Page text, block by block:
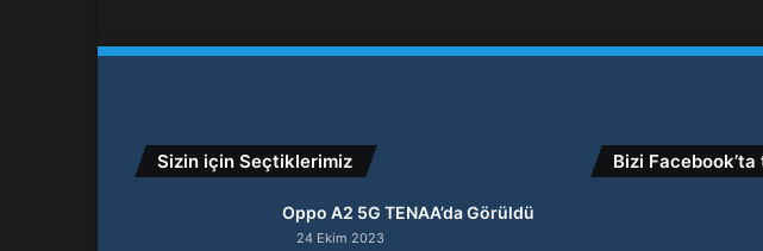
Sizin için Seçtiklerimiz
Oppo A2 5G TENAA’da Görüldü
24 Ekim 2023
Bizi